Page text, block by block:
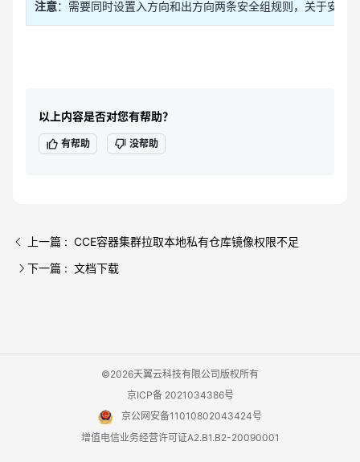
注意：需要同时设置入方向和出方向两条安全组规则，关于安全
以上内容是否对您有帮助？
有帮助 没帮助
上一篇 : CCE容器集群拉取本地私有仓库镜像权限不足
下一篇 : 文档下载
©2026天翼云科技有限公司版权所有
京ICP备 2021034386号
京公网安备11010802043424号
增值电信业务经营许可证A2.B1.B2-20090001